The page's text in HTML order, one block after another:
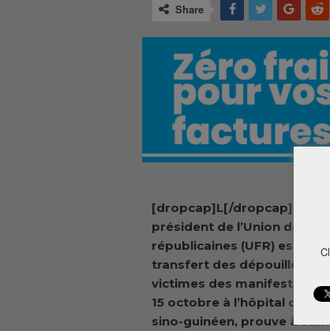
Share
[dropcap]L[/dropcap]e vice-
président de l’Union des
républicaines (UFR) estime
transfert des dépouilles des
victimes des
15 octobre à l’hôpital de
sino-guinéen, prouve à